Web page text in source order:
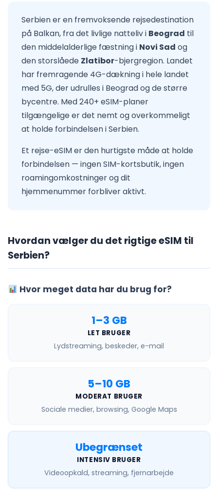
Serbien er en fremvoksende rejsedestination
på Balkan, fra det livlige natteliv i Beograd til
den middelalderlige fæstning i Novi Sad og
den storslåede Zlatibor-bjergregion. Landet
har fremragende 4G-dækning i hele landet
med 5G, der udrulles i Beograd og de større
bycentre. Med 240+ eSIM-planer
tilgængelige er det nemt og overkommeligt
at holde forbindelsen i Serbien.
Et rejse-eSIM er den hurtigste måde at holde
forbindelsen — ingen SIM-kortsbutik, ingen
roamingomkostninger og dit
hjemmenummer forbliver aktivt.
Hvordan vælger du det rigtige eSIM til
Serbien?
Hvor meget data har du brug for?
1–3 GB
LET BRUGER
Lydstreaming, beskeder, e-mail
5–10 GB
MODERAT BRUGER
Sociale medier, browsing, Google Maps
Ubegrænset
INTENSIV BRUGER
Videoopkald, streaming, fjernarbejde